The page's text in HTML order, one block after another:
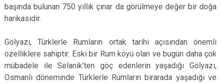
başında bulunan 750 yıllık çınar da görülmeye değer bir doğa
harikasıdır.
Gölyazı, Türklerle Rumların ortak tarihi açısından önemli
özelliklere sahiptir. Eski bir Rum köyü olan ve bugün daha çok
mübadele ile Selanik’ten göç edenlerin yaşadığı Gölyazı,
Osmanlı döneminde Türklerle Rumların birarada yaşadığı ve